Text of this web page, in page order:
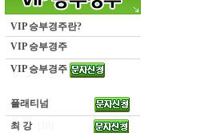
VIP 승부경주란?
VIP 승부경주
VIP 승부경주
플래티넘
최 강